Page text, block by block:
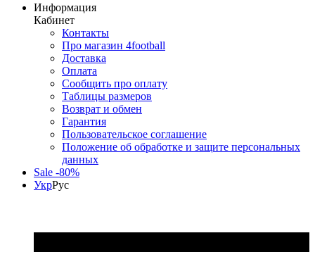
Информация
Кабинет
Контакты
Про магазин 4football
Доставка
Оплата
Сообщить про оплату
Таблицы размеров
Возврат и обмен
Гарантия
Пользовательское соглашение
Положение об обработке и защите персональных
данных
Sale -80%
УкрРус